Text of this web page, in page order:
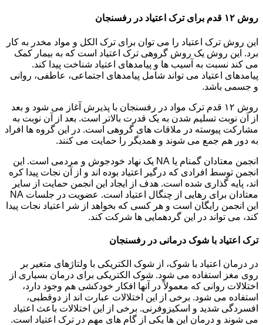
روش ۱۲ قدم برای ترک اعتیاد در رفسنجان
این روش ترک اعتیاد را می توان برای ترک الکل و مواد مخدر به کار
برد. این روش یک روش گروهی ترک اعتیاد است که به بیمار کمک
می کند نسبت به آسیب ها و پیامدهای اعتیاد شناخت پیدا کند.
پیامدهای اعتیاد می تواند شامل پیامدهای اجتماعی، عاطفی، روانی
و جسمی باشد.
روش ۱۲ قدم ترک مواد در رفسنجان با پذیرش آغاز می شود و بعد
از آن نوبت تسلیم شدن به یک قدرت بالاتر است. بعد از آن نوبت به
مشارکت پیوسته در ملاقات های گروهی است. در این گروه ها افراد
به دور هم جمع می شوند و همدیگر را حمایت می کنند.
انجمن معتادان گمنام یا NA یک نهاد خودجوش و مردمی است. این
انجمن توسط افرادی که درگیر اعتیاد بوده اند و از آن نجات پیدا کره
اند، پایه گذاری شده است. هدف از ایجاد این انجمن حمایت از سایر
معتادان برای رهایی از چنگال اعتیاد است. عضویت در جلسات NA
این انجمن رایگان است و هر کسی که بخواهد از شر اعتیاد نجات پیدا
کند، می تواند در این گردهمایی ها شرکت کند.
ترک اعتیاد با شوک درمانی در رفسنجان
در درمان اعتیاد با شوک، از شوک الکتریکی با ولتاژهای متغیر بر
روی مغز استفاده می شود. شوک الکتریکی برای درمان بسیاری از
اختلالات روانی که معمولاً در آنها افکار خودکشی هم وجود دارد،
استفاده می شود. برخی از این اختلالات عبارت اند از دوقطبی،
افسردگی شدید و اسکیزوفرنی. برخی از این اختلالات باعث اعتیاد
می شوند و درمان این ها یکی از گام های مهم در ترک اعتیاد است.